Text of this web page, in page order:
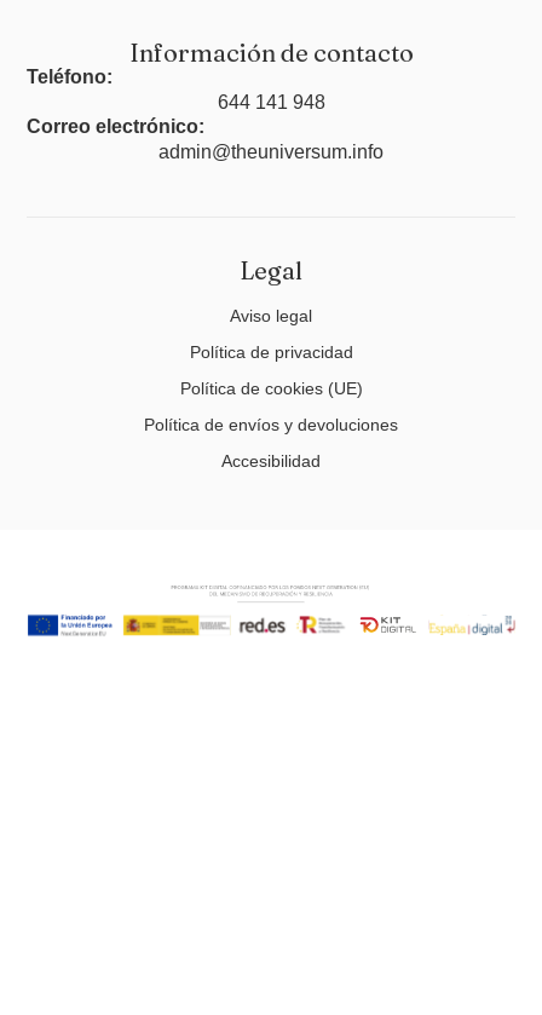
Información de contacto
Teléfono:
644 141 948
Correo electrónico:
admin@theuniversum.info
Legal
Aviso legal
Política de privacidad
Política de cookies (UE)
Política de envíos y devoluciones
Accesibilidad